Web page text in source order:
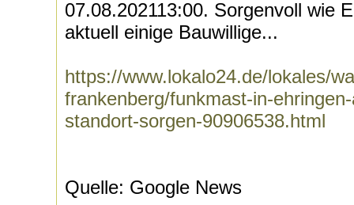
07.08.202113:00. Sorgenvoll wie
aktuell einige Bauwillige...
https://www.lokalo24.de/lokales/
frankenberg/funkmast-in-
standort-sorgen-90906538.html
Quelle: Google News